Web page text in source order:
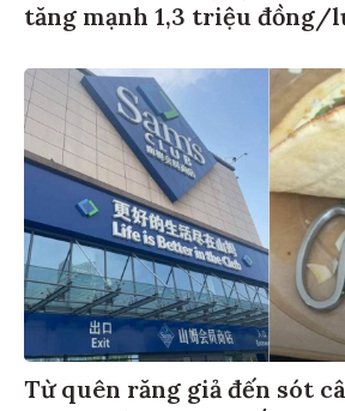
tăng mạnh 1,3 triệu đồng/
Từ quên răng giả đến sót